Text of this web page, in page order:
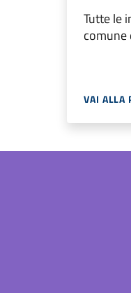
Tutte le
comune
VAI ALLA